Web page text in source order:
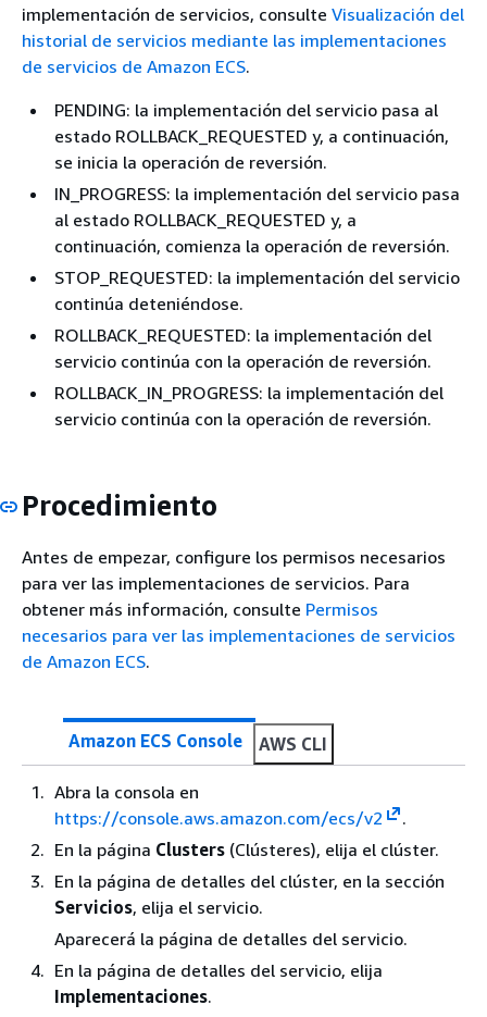
implementación de servicios, consulte Visualización del
historial de servicios mediante las implementaciones
de servicios de Amazon ECS.
PENDING: la implementación del servicio pasa al
estado ROLLBACK_REQUESTED y, a continuación,
se inicia la operación de reversión.
IN_PROGRESS: la implementación del servicio pasa
al estado ROLLBACK_REQUESTED y, a
continuación, comienza la operación de reversión.
STOP_REQUESTED: la implementación del servicio
continúa deteniéndose.
ROLLBACK_REQUESTED: la implementación del
servicio continúa con la operación de reversión.
ROLLBACK_IN_PROGRESS: la implementación del
servicio continúa con la operación de reversión.
Procedimiento
Antes de empezar, configure los permisos necesarios
para ver las implementaciones de servicios. Para
obtener más información, consulte Permisos
necesarios para ver las implementaciones de servicios
de Amazon ECS.
Amazon ECS Console AWS CLI
Abra la consola en
https://console.aws.amazon.com/ecs/v2
.
En la página Clusters (Clústeres), elija el clúster.
En la página de detalles del clúster, en la sección
Servicios, elija el servicio.
Aparecerá la página de detalles del servicio.
En la página de detalles del servicio, elija
Implementaciones.